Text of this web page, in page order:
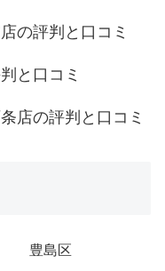
の評判と口コミ
と口コミ
店の評判と口コミ
豊島区